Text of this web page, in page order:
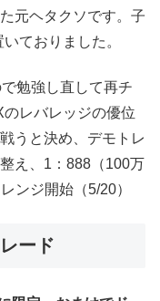
元ヘタクソです。子
ておりました。
勉強し直して再チ
レバレッジの優位
うと決め、デモトレ
え、1：888（100万
ンジ開始（5/20）
ード